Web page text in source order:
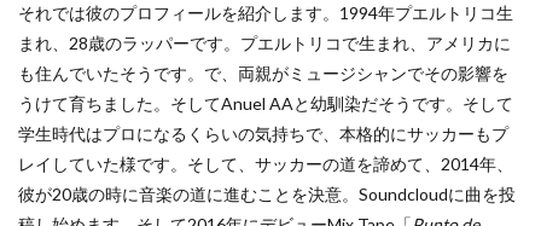
それでは彼のプロフィールを紹介します。1994年プエルトリコ生
まれ、28歳のラッパーです。プエルトリコで生まれ、アメリカに
も住んでいたそうです。で、両親がミュージシャンでその影響を
うけて育ちました。そしてAnuel AAと幼馴染だそうです。そして
学生時代はプロになるくらいの気持ちで、本格的にサッカーもプ
レイしていた様です。そして、サッカーの道を諦めて、2014年、
彼が20歳の時に音楽の道に進むことを決意。Soundcloudに曲を投